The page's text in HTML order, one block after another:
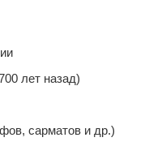
лет назад)
сарматов и др.)